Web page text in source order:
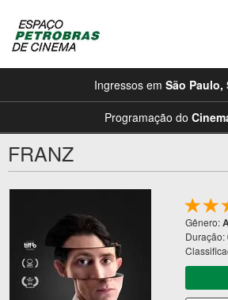
Ingressos em São Paulo,
Programação do
FRANZ
Gênero:
Duração: